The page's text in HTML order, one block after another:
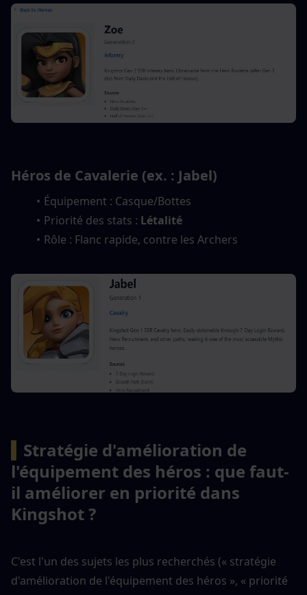
Héros de Cavalerie (ex. : Jabel)
Équipement : Casque/Bottes
Priorité des stats : Létalité
Rôle : Flanc rapide, contre les Archers
Stratégie d'amélioration de
l'équipement des héros : que faut-
il améliorer en priorité dans
Kingshot ?
C'est l'un des sujets les plus recherchés (« stratégie
d'amélioration de l'équipement des héros », « priorité